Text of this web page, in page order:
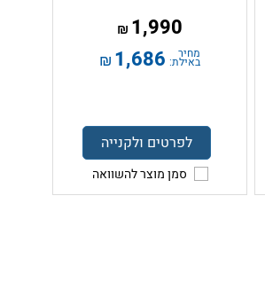
1,990
₪
מחיר
באילת: 1,686
₪
לפרטים ולקנייה
סמן מוצר להשוואה